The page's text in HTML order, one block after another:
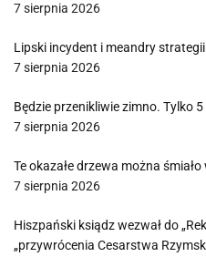
7 sierpnia 2026
Lipski incydent i meandry strategii
7 sierpnia 2026
Będzie przenikliwie zimno. Tylko
7 sierpnia 2026
Te okazałe drzewa można
7 sierpnia 2026
Hiszpański ksiądz wezwał do
„przywrócenia Cesarstwa